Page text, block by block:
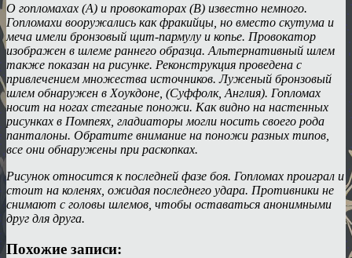
О гопломахах (A) и провокаторах (B) известно немного.
Гопломахи вооружались как фракийцы, но вместо скутума и
меча имели бронзовый щит-пармулу и копье. Провокатор
изображен в шлеме раннего образца. Альтернативный шлем
также показан на рисунке. Реконструкция проведена с
привлечением множества источников. Луженый бронзовый
шлем обнаружен в Хоукдоне, (Суффолк, Англия). Гопломах
носит на ногах стеганые поножи. Как видно на настенных
рисунках в Помпеях, гладиаторы могли носить своего рода
панталоны. Обратите внимание на поножи разных типов,
все они обнаружены при раскопках.
Рисунок относится к последней фазе боя. Гопломах проиграл и
стоит на коленях, ожидая последнего удара. Противники не
снимают с головы шлемов, чтобы оставаться анонимными
друг для друга.
Похожие записи: